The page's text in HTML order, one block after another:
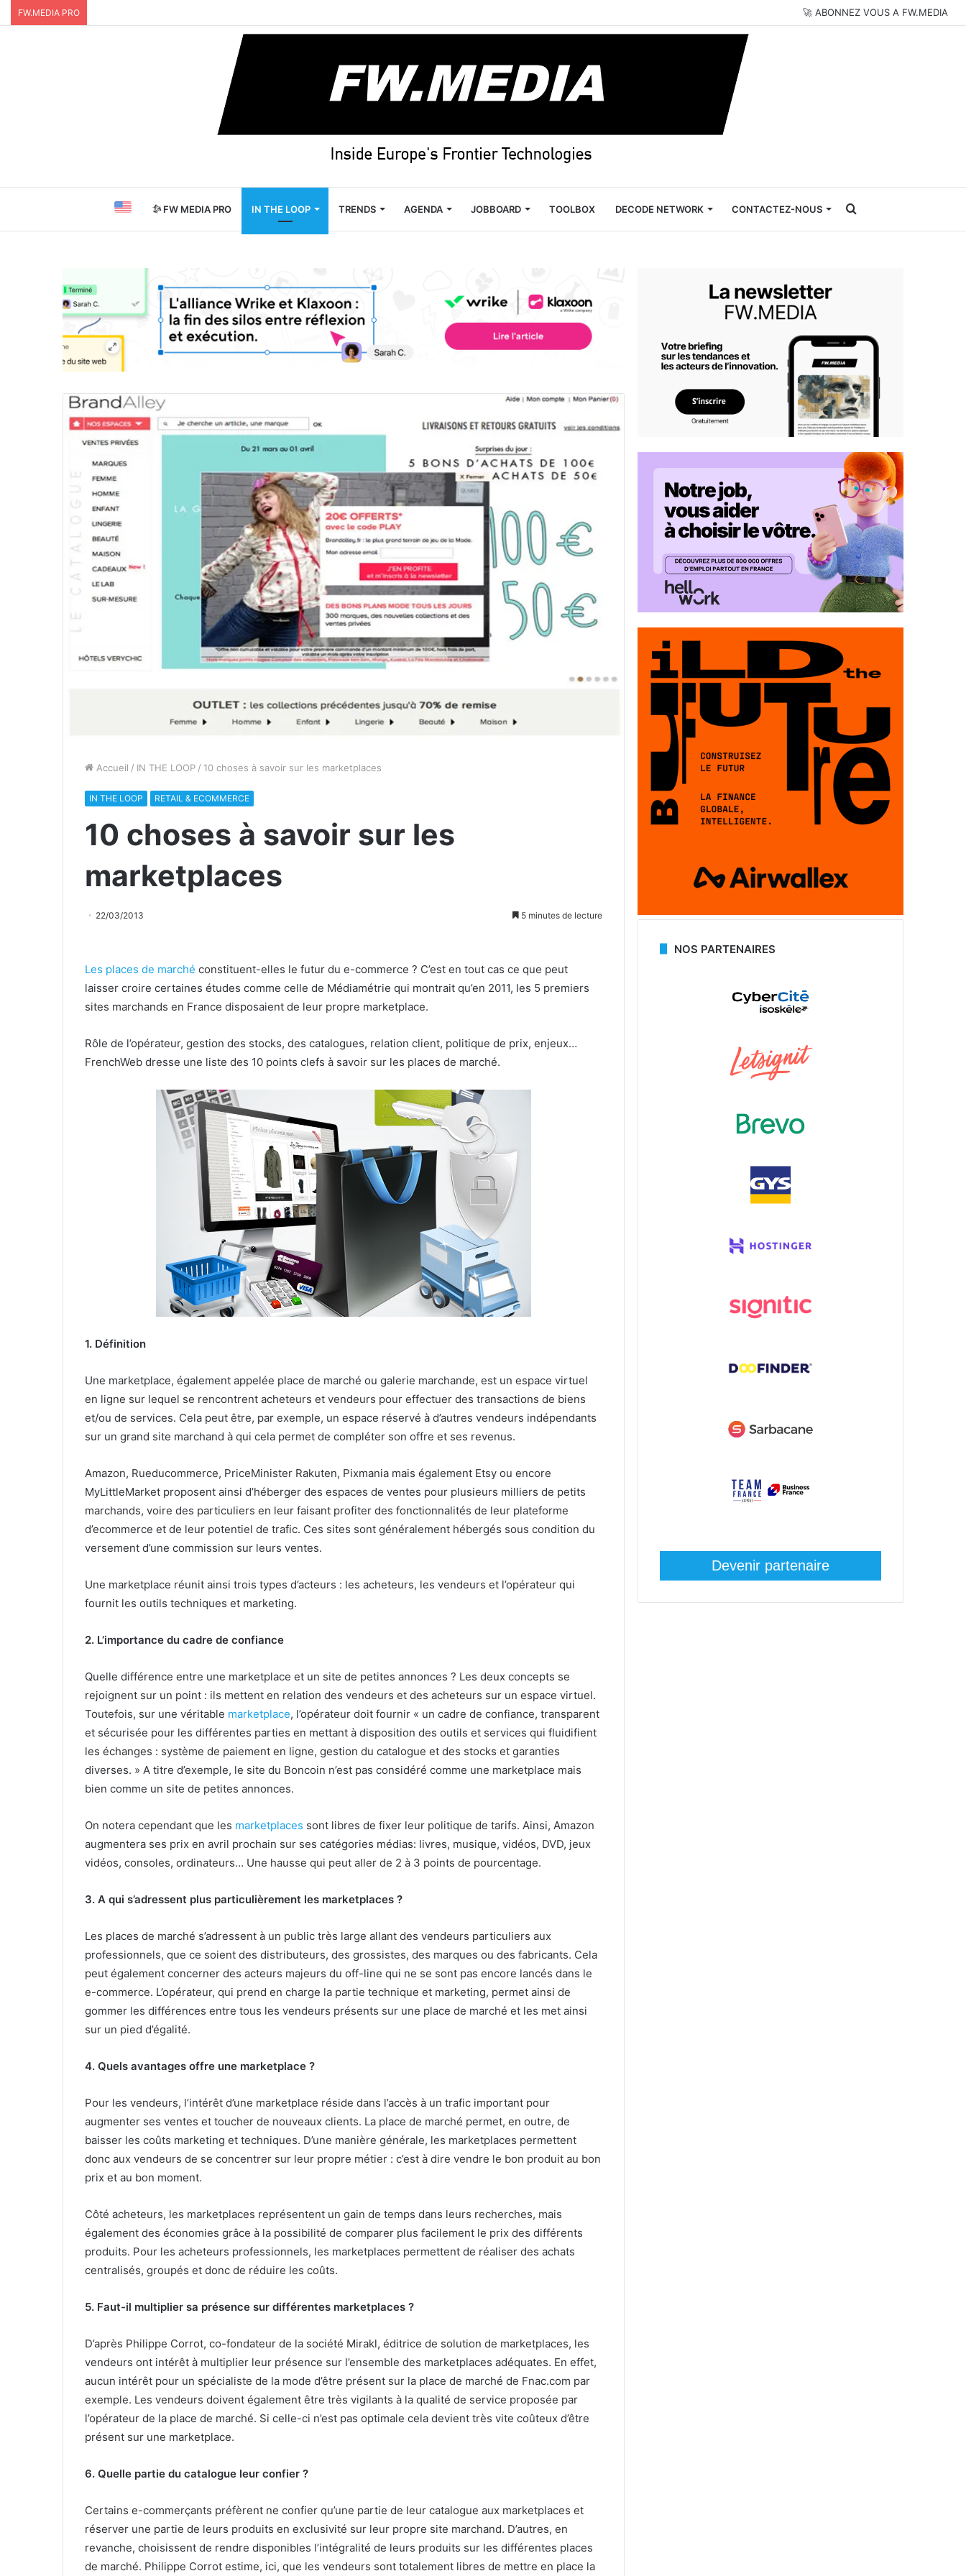
FW.MEDIA PRO 🚀 ABONNEZ VOUS A FW.MEDIA
FW MEDIA PRO IN THE LOOP TRENDS AGENDA JOBBOARD TOOLBOX DECODE NETWORK CONTACTEZ-NOUS Rechercher
Accueil / IN THE LOOP / 10 choses à savoir sur les marketplaces
IN THE LOOP RETAIL & ECOMMERCE
10 choses à savoir sur les
marketplaces
22/03/2013 5 minutes de lecture
Les places de marché constituent-elles le futur du e-commerce ? C’est en tout cas ce que peut
laisser croire certaines études comme celle de Médiamétrie qui montrait qu’en 2011, les 5 premiers
sites marchands en France disposaient de leur propre marketplace.
Rôle de l’opérateur, gestion des stocks, des catalogues, relation client, politique de prix, enjeux…
FrenchWeb dresse une liste des 10 points clefs à savoir sur les places de marché.
1. Définition
Une marketplace, également appelée place de marché ou galerie marchande, est un espace virtuel
en ligne sur lequel se rencontrent acheteurs et vendeurs pour effectuer des transactions de biens
et/ou de services. Cela peut être, par exemple, un espace réservé à d’autres vendeurs indépendants
sur un grand site marchand à qui cela permet de compléter son offre et ses revenus.
Amazon, Rueducommerce, PriceMinister Rakuten, Pixmania mais également Etsy ou encore
MyLittleMarket proposent ainsi d’héberger des espaces de ventes pour plusieurs milliers de petits
marchands, voire des particuliers en leur faisant profiter des fonctionnalités de leur plateforme
d’ecommerce et de leur potentiel de trafic. Ces sites sont généralement hébergés sous condition du
versement d’une commission sur leurs ventes.
Une marketplace réunit ainsi trois types d’acteurs : les acheteurs, les vendeurs et l’opérateur qui
fournit les outils techniques et marketing.
2. L’importance du cadre de confiance
Quelle différence entre une marketplace et un site de petites annonces ? Les deux concepts se
rejoignent sur un point : ils mettent en relation des vendeurs et des acheteurs sur un espace virtuel.
Toutefois, sur une véritable marketplace, l’opérateur doit fournir « un cadre de confiance, transparent
et sécurisée pour les différentes parties en mettant à disposition des outils et services qui fluidifient
les échanges : système de paiement en ligne, gestion du catalogue et des stocks et garanties
diverses. » A titre d’exemple, le site du Boncoin n’est pas considéré comme une marketplace mais
bien comme un site de petites annonces.
On notera cependant que les marketplaces sont libres de fixer leur politique de tarifs. Ainsi, Amazon
augmentera ses prix en avril prochain sur ses catégories médias: livres, musique, vidéos, DVD, jeux
vidéos, consoles, ordinateurs… Une hausse qui peut aller de 2 à 3 points de pourcentage.
3. A qui s’adressent plus particulièrement les marketplaces ?
Les places de marché s’adressent à un public très large allant des vendeurs particuliers aux
professionnels, que ce soient des distributeurs, des grossistes, des marques ou des fabricants. Cela
peut également concerner des acteurs majeurs du off-line qui ne se sont pas encore lancés dans le
e-commerce. L’opérateur, qui prend en charge la partie technique et marketing, permet ainsi de
gommer les différences entre tous les vendeurs présents sur une place de marché et les met ainsi
sur un pied d’égalité.
4. Quels avantages offre une marketplace ?
Pour les vendeurs, l’intérêt d’une marketplace réside dans l’accès à un trafic important pour
augmenter ses ventes et toucher de nouveaux clients. La place de marché permet, en outre, de
baisser les coûts marketing et techniques. D’une manière générale, les marketplaces permettent
donc aux vendeurs de se concentrer sur leur propre métier : c’est à dire vendre le bon produit au bon
prix et au bon moment.
Côté acheteurs, les marketplaces représentent un gain de temps dans leurs recherches, mais
également des économies grâce à la possibilité de comparer plus facilement le prix des différents
produits. Pour les acheteurs professionnels, les marketplaces permettent de réaliser des achats
centralisés, groupés et donc de réduire les coûts.
5. Faut-il multiplier sa présence sur différentes marketplaces ?
D’après Philippe Corrot, co-fondateur de la société Mirakl, éditrice de solution de marketplaces, les
vendeurs ont intérêt à multiplier leur présence sur l’ensemble des marketplaces adéquates. En effet,
aucun intérêt pour un spécialiste de la mode d’être présent sur la place de marché de Fnac.com par
exemple. Les vendeurs doivent également être très vigilants à la qualité de service proposée par
l’opérateur de la place de marché. Si celle-ci n’est pas optimale cela devient très vite coûteux d’être
présent sur une marketplace.
6. Quelle partie du catalogue leur confier ?
Certains e-commerçants préfèrent ne confier qu’une partie de leur catalogue aux marketplaces et
réserver une partie de leurs produits en exclusivité sur leur propre site marchand. D’autres, en
revanche, choisissent de rendre disponibles l’intégralité de leurs produits sur les différentes places
de marché. Philippe Corrot estime, ici, que les vendeurs sont totalement libres de mettre en place la
NOS PARTENAIRES
Devenir partenaire